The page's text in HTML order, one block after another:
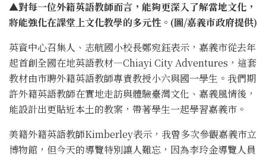
▲對每一位外籍英語教師而言，能夠更深入了解當地文化，
將能強化在課堂上文化教學的多元性。(圖/嘉義市政府提供)
英資中心召集人、志航國小校長鄭宛鈺表示，嘉義市從去年
起首創全國在地英語教材—Chiayi City Adventures，這套
教材由市聘外籍英語教師專責教授小六與國一學生。我們期
許外籍英語教師在實地走訪與體驗臺灣文化、嘉義風情後，
能設計出更貼近本土的教案，帶著學生一起學習嘉義市。
美籍外籍英語教師Kimberley表示，我曾多次參觀嘉義市立
博物館，但今天的導覽特別讓人難忘，因為李玲金導覽人員